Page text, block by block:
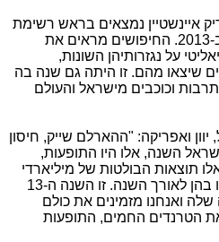
איינשטיין נמצאים בראש רשימת
החיפושים החמים של ישראל ב-2013. החיפושים מראים את
על נגזרותיהן השונות,
שיצאו מהם. זו היתה גם שנה בה
וכוכבים מישראל והעולם
יוון ואפריקה: "ההארלם שייק, חיסון
השנה, אלו היו התופעות,
תוצאות הבולטות של מיליארדי
שאילתות, שהם שאלו והתעניינו בהן לאורך השנה. זו השנה ה-13
ואנחנו מזמינים את כולם
הטרנדים החמים, התופעות